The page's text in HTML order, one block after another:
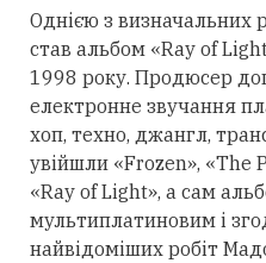
Однією з визначальних
став альбом «Ray of
1998 року. Продюсер
електронне звучання
хоп, техно, джангл,
увійшли «Frozen», «The
«Ray of Light», а сам
мультиплатиновим і
найвідоміших робіт